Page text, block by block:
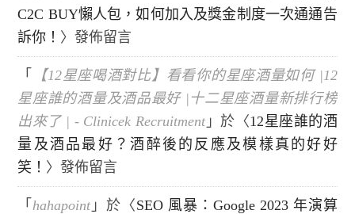
C2C BUY懶人包，如何加入及獎金制度一次通通告
訴你！ 〉發佈留言
「
【12星座喝酒對比】看看你的星座酒量如何 |12
星座誰的酒量及酒品最好 |十二星座酒量新排行榜
出來了 | - Clinicek Recruitment 」於〈12星座誰的酒
量及酒品最好？酒醉後的反應及模樣真的好好
笑！ 〉發佈留言
「 hahapoint 」於〈SEO 風暴：Google 2023 年演算